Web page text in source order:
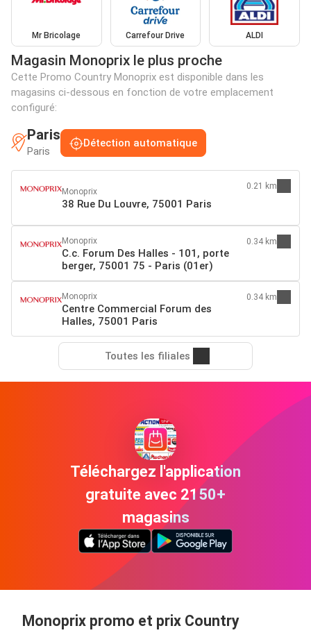
Mr Bricolage Carrefour Drive ALDI
Magasin Monoprix le plus proche
Cette Promo Country Monoprix est disponible dans les
magasins ci-dessous en fonction de votre emplacement
configuré:
Paris
Paris
Détection automatique
Monoprix
38 Rue Du Louvre, 75001 Paris
0.21 km
Monoprix
C.c. Forum Des Halles - 101, porte
berger, 75001 75 - Paris (01er)
0.34 km
Monoprix
Centre Commercial Forum des
Halles, 75001 Paris
0.34 km
Toutes les filiales
Téléchargez l'application
gratuite avec 2150+
magasins
Monoprix promo et prix Country